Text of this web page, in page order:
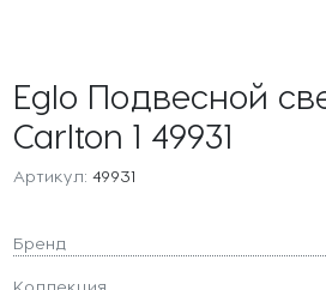
Eglo Подвесной
Carlton 1 49931
Артикул: 49931
Бренд
Коллекция